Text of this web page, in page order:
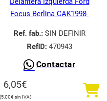
Focus Berlina CAK1998-
Ref. fab.:SIN DEFINIR
RefID:470943
Contactar
6,05€
5,00€